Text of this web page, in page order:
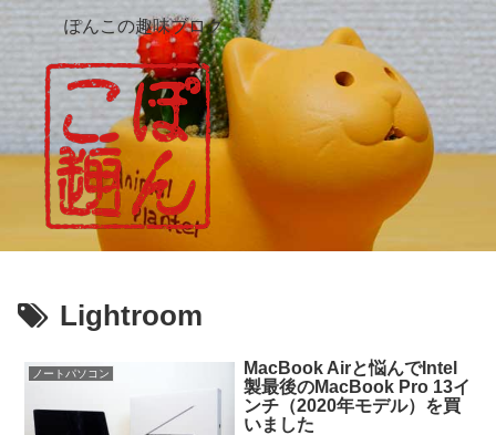
ぽんこの趣味ブログ
Lightroom
ノートパソコン
MacBook Airと悩んでIntel
製最後のMacBook Pro 13イ
ンチ（2020年モデル）を買
いました